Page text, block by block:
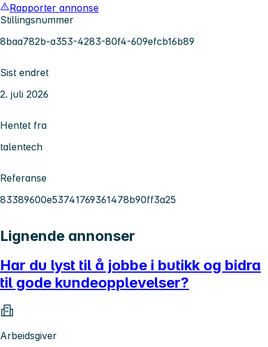
Rapporter annonse
Stillingsnummer
8baa782b-a353-4283-80f4-609efcb16b89
Sist endret
2. juli 2026
Hentet fra
talentech
Referanse
83389600e53741769361478b90ff3a25
Lignende annonser
Har du lyst til å jobbe i butikk og bidra
til gode kundeopplevelser?
Arbeidsgiver